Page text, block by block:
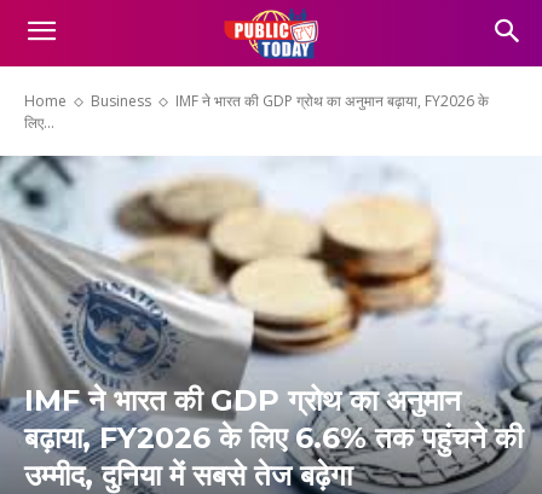
Home Business
IMF ने भारत की GDP ग्रोथ का अनुमान बढ़ाया, FY2026 के
लिए...
IMF ने भारत की GDP ग्रोथ का अनुमान
बढ़ाया, FY2026 के लिए 6.6% तक पहुंचने की
उम्मीद, दुनिया में सबसे तेज बढ़ेगा